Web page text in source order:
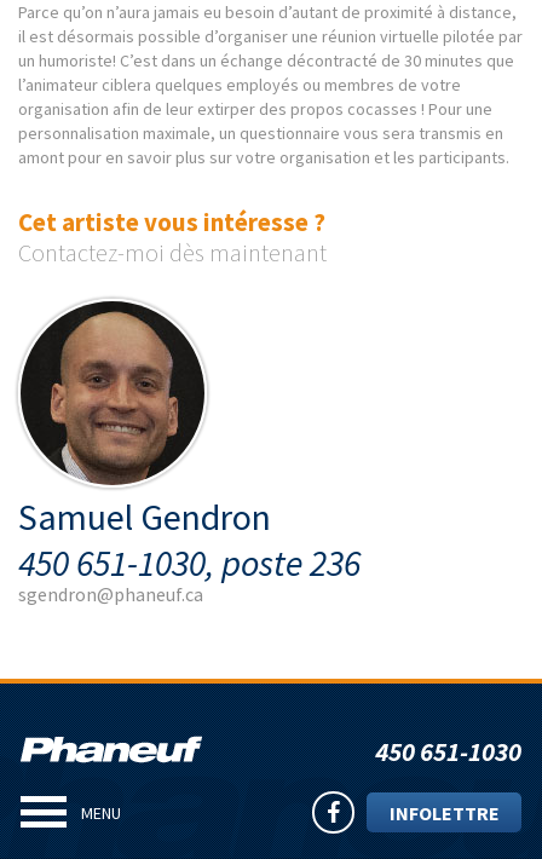
Parce qu’on n’aura jamais eu besoin d’autant de proximité à distance,
il est désormais possible d’organiser une réunion virtuelle pilotée par
un humoriste! C’est dans un échange décontracté de 30 minutes que
l’animateur ciblera quelques employés ou membres de votre
organisation afin de leur extirper des propos cocasses ! Pour une
personnalisation maximale, un questionnaire vous sera transmis en
amont pour en savoir plus sur votre organisation et les participants.
Cet artiste vous intéresse ?
Contactez-moi dès maintenant
Samuel Gendron
450 651-1030, poste 236
sgendron@phaneuf.ca
INFOLETTRE
450 651-1030
MENU